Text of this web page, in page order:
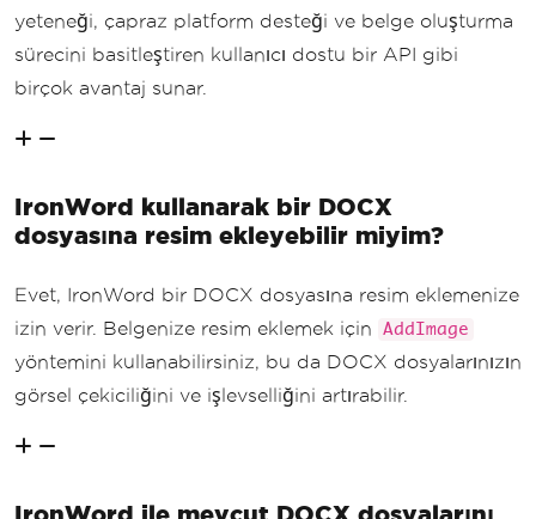
yeteneği, çapraz platform desteği ve belge oluşturma
sürecini basitleştiren kullanıcı dostu bir API gibi
birçok avantaj sunar.
IronWord kullanarak bir DOCX
dosyasına resim ekleyebilir miyim?
Evet, IronWord bir DOCX dosyasına resim eklemenize
izin verir. Belgenize resim eklemek için
AddImage
yöntemini kullanabilirsiniz, bu da DOCX dosyalarınızın
görsel çekiciliğini ve işlevselliğini artırabilir.